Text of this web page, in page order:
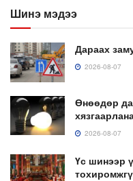
Шинэ мэдээ
Дараах
2026-08-07
Өнөөдөр
2026-08-07
Үс шинээр